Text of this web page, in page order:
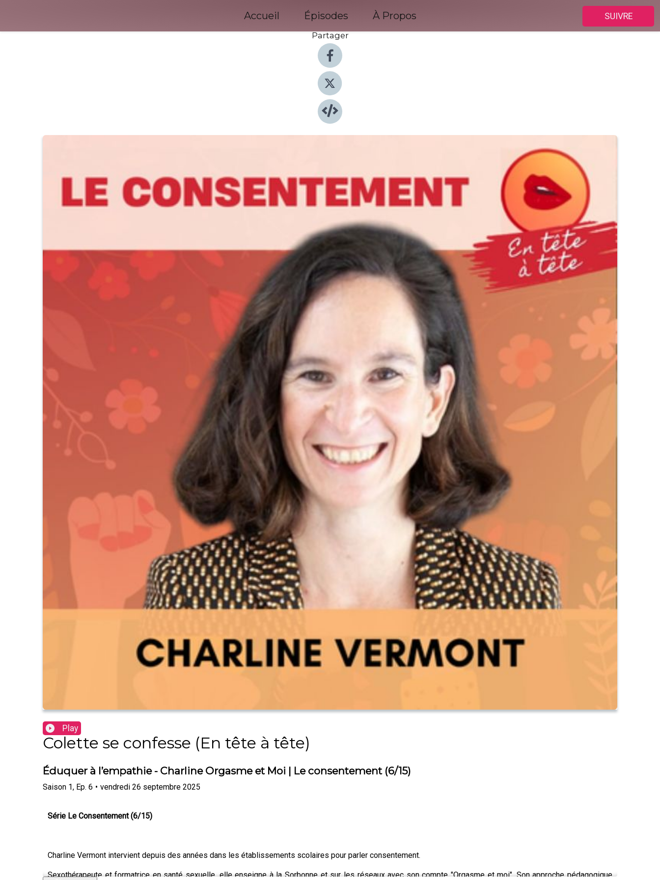
Accueil Épisodes À Propos
SUIVRE
Partager
Play
Colette se confesse (En tête à tête)
Éduquer à l’empathie - Charline Orgasme et Moi | Le consentement (6/15)
Saison 1, Ep. 6 • vendredi 26 septembre 2025
Série Le Consentement (6/15)
Charline Vermont intervient depuis des années dans les établissements scolaires pour parler consentement.
Sexothérapeute et formatrice en santé sexuelle, elle enseigne à la Sorbonne et sur les réseaux avec son compte "Orgasme et moi". Son approche pédagogique